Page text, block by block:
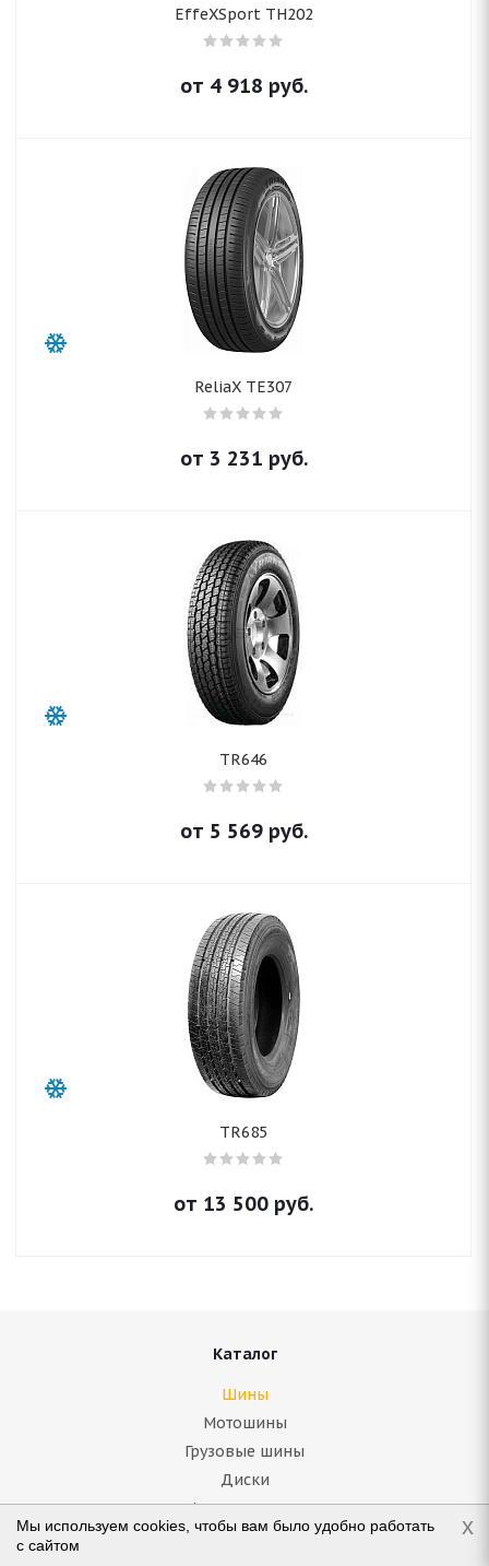
EffeXSport TH202
от 4 918 руб.
ReliaX TE307
от 3 231 руб.
TR646
от 5 569руб.
TR685
от 13 500 руб.
Каталог
Шины
Мотошины
Грузовые шины
Диски
Аккумуляторы
Масла
Мы используем cookies, чтобы вам было удобно работать
с сайтом
x